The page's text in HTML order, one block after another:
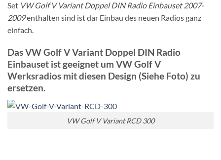
Set VW Golf V Variant Doppel DIN Radio Einbauset 2007-
2009enthalten sind ist dar Einbau des neuen Radios ganz
einfach.
Das VW Golf V Variant Doppel DIN Radio
Einbauset ist geeignet um VW Golf V
Werksradios mit diesen Design (Siehe Foto) zu
ersetzen.
VW Golf V Variant RCD 300